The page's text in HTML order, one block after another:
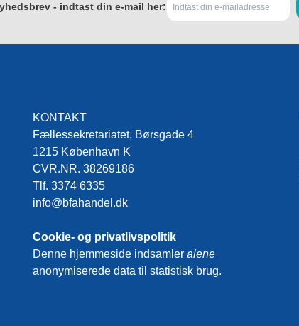
- indtast din e-mail her:
KONTAKT
Fællessekretariatet, Børsgade 4
1215 København K
CVR.NR. 38269186
Tlf. 3374 6335
info@bfahandel.dk
Cookie- og privatlivspolitik
Denne hjemmeside indsamler alene
anonymiserede data til statistisk brug.